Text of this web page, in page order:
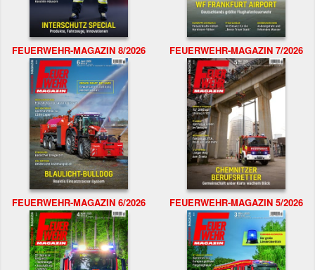
FEUERWEHR-MAGAZIN 8/2026 FEUERWEHR-MAGAZIN 7/2026
FEUERWEHR-MAGAZIN 6/2026 FEUERWEHR-MAGAZIN 5/2026